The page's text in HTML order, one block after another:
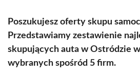
Poszukujesz oferty skupu
Przedstawiamy zestawienie
skupujących auta w Ostródzie
wybranych spośród 5 firm.